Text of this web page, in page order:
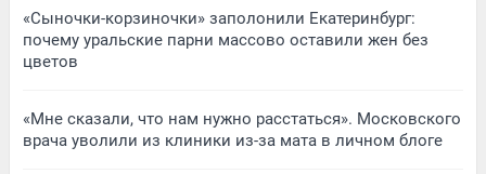
«Сыночки-корзиночки» заполонили Екатеринбург:
почему уральские парни массово оставили жен без
цветов
«Мне сказали, что нам нужно расстаться». Московского
врача уволили из клиники из-за мата в личном блоге